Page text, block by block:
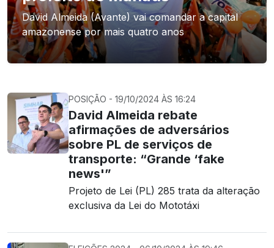
David Almeida (Avante) vai comandar a capital
amazonense por mais quatro anos
POSIÇÃO - 19/10/2024 ÀS 16:24
David Almeida rebate
afirmações de adversários
sobre PL de serviços de
transporte: “Grande ‘fake
news'”
Projeto de Lei (PL) 285 trata da alteração
exclusiva da Lei do Mototáxi